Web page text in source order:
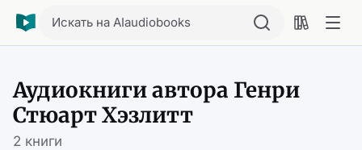
Искать на AIaudiobooks
Аудиокниги автора Генри
Стюарт Хэзлитт
2 книги